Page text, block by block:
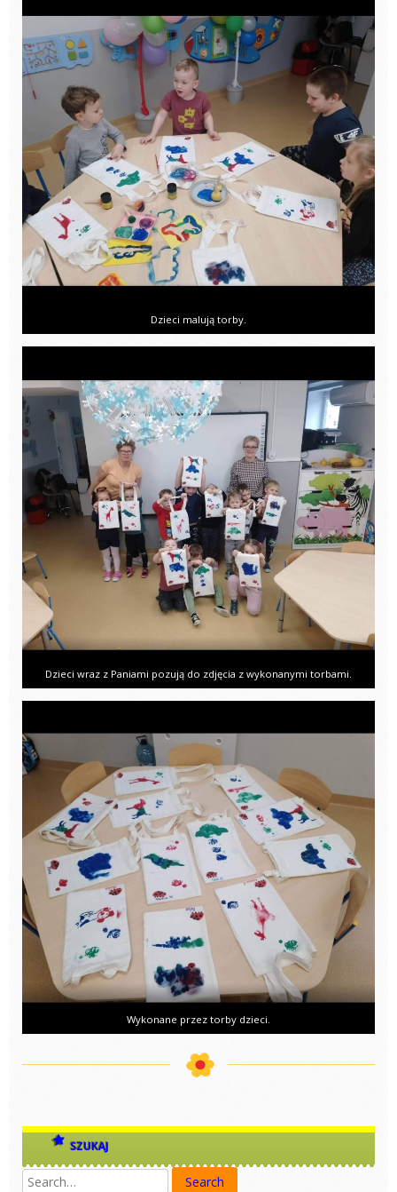
Dzieci malują torby.
Dzieci wraz z Paniami pozują do zdjęcia z wykonanymi torbami.
Wykonane przez torby dzieci.
SZUKAJ